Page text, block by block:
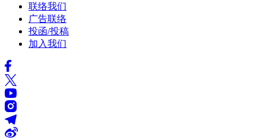
联络我们
广告联络
投函/投稿
加入我们